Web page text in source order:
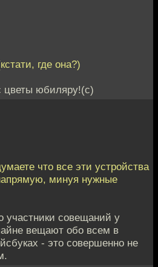
где она?)
цветы юбиляру!(с)
что все эти устройства
минуя нужные
участники совещаний у
вещают обо всем в
- это совершенно не